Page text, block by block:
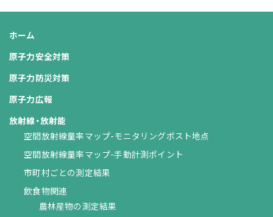
ホーム
原子力安全対策
原子力防災対策
原子力広報
放射線・放射能
空間放射線量率マップ-モニタリングポスト地点
空間放射線量率マップ-手動計測ポイント
市町村ごとの測定結果
飲食物関連
農林産物の測定結果